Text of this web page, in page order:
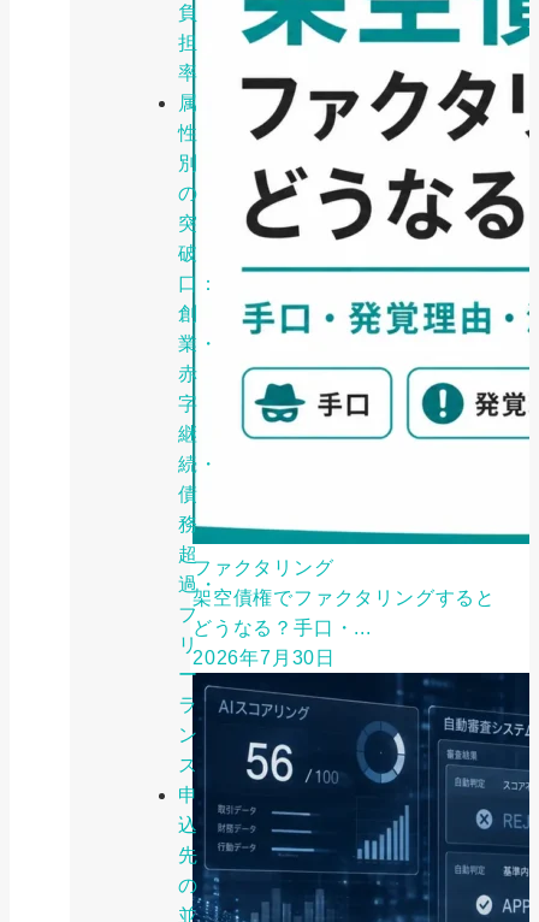
負
担
率
属
性
別
の
突
破
口：
創
業・
赤
字
継
続・
債
務
超
過・
フ
リ
ー
ラ
ン
ス
申
込
先
の
並
ファクタリング
架空債権でファクタリングすると
どうなる？手口・...
2026年7月30日